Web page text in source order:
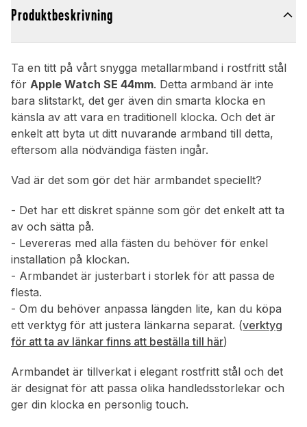
Produktbeskrivning
Ta en titt på vårt snygga metallarmband i rostfritt stål
för Apple Watch SE 44mm. Detta armband är inte
bara slitstarkt, det ger även din smarta klocka en
känsla av att vara en traditionell klocka. Och det är
enkelt att byta ut ditt nuvarande armband till detta,
eftersom alla nödvändiga fästen ingår.
Vad är det som gör det här armbandet speciellt?
- Det har ett diskret spänne som gör det enkelt att ta
av och sätta på.
- Levereras med alla fästen du behöver för enkel
installation på klockan.
- Armbandet är justerbart i storlek för att passa de
flesta.
- Om du behöver anpassa längden lite, kan du köpa
ett verktyg för att justera länkarna separat. (verktyg
för att ta av länkar finns att beställa till här)
Armbandet är tillverkat i elegant rostfritt stål och det
är designat för att passa olika handledsstorlekar och
ger din klocka en personlig touch.